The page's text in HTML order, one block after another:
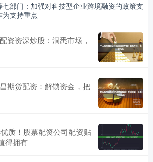
部门：加强对科技型企业跨境融资的政策支
支持重点
资资深炒股：洞悉市场，
期货配资：解锁资金，把
质！股票配资公司配资贴
得拥有